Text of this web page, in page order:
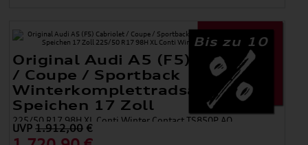
Bis zu 10
Original Audi A5 (F5) Cabriolet
/ Coupe / Sportback
Winterkomplettradsatz 15-
Speichen 17 Zoll
225/50 R17 98H XL Conti Winter Contact TS850P AO
UVP1.912,00 €